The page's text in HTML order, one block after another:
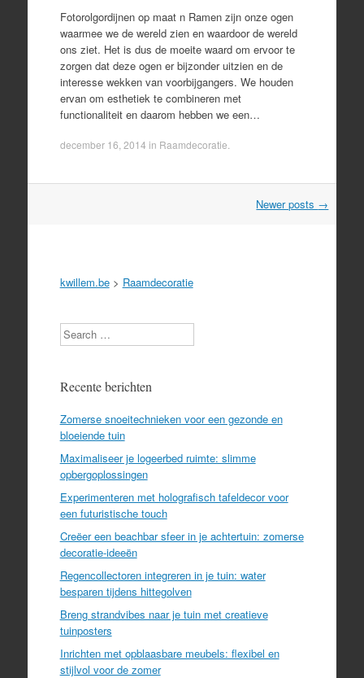
Fotorolgordijnen op maat n Ramen zijn onze ogen
waarmee we de wereld zien en waardoor de wereld
ons ziet. Het is dus de moeite waard om ervoor te
zorgen dat deze ogen er bijzonder uitzien en de
interesse wekken van voorbijgangers. We houden
ervan om esthetiek te combineren met
functionaliteit en daarom hebben we een…
december 16, 2014 in Raamdecoratie
Newer posts →
kwillem.be> Raamdecoratie
Search
Recente berichten
Zomerse snoeitechnieken voor een gezonde en
bloeiende tuin
Maximaliseer je logeerbed ruimte: slimme
opbergoplossingen
Experimenteren met holografisch tafeldecor voor
een futuristische touch
Creëer een beachbar sfeer in je achtertuin: zomerse
decoratie-ideeën
Regencollectoren integreren in je tuin: water
besparen tijdens hittegolven
Breng strandvibes naar je tuin met creatieve
tuinposters
Inrichten met opblaasbare meubels: flexibel en
stijlvol voor de zomer